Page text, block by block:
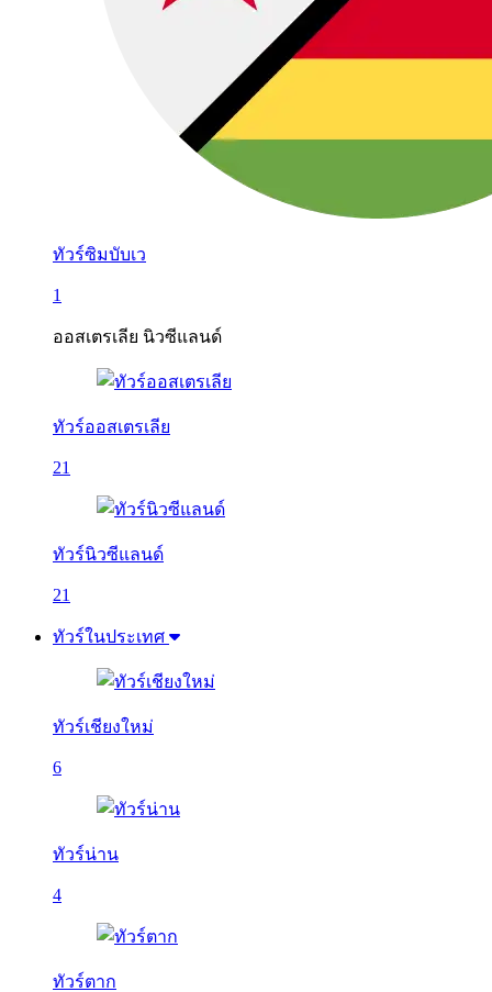
ทัวร์ซิมบับเว
1
ออสเตรเลีย นิวซีแลนด์
ทัวร์ออสเตรเลีย
21
ทัวร์นิวซีแลนด์
21
ทัวร์ในประเทศ
ทัวร์เชียงใหม่
6
ทัวร์น่าน
4
ทัวร์ตาก